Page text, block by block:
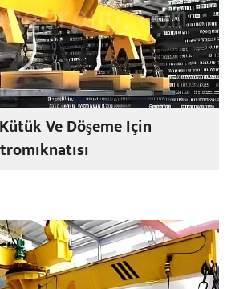
Ve Döşeme Için